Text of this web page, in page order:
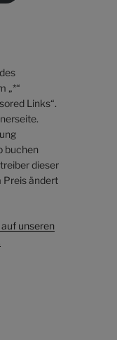
„*“
Links“.
buchen
dieser
Preis ändert
unseren